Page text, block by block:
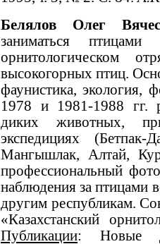
Белялов Олег
заниматься
орнитологическом
высокогорных птиц.
фаунистика, экология,
1978 и 1981-1988 гг.
диких животных,
экспедициях (Бетпак-
Мангышлак, Алтай,
профессиональный
наблюдения за птицами
другим республикам.
«Казахстанский
Публикации: Новые